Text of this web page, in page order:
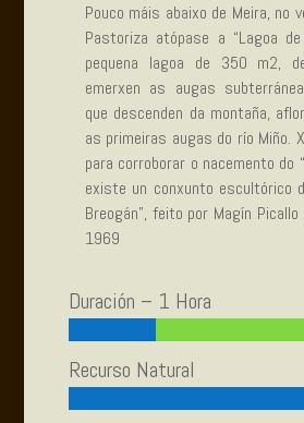
Pouco máis abaixo de Meira, no
Pastoriza atópase a “Lagoa
pequena lagoa de 350 m2,
emerxen as augas
que descenden da montaña,
as primeiras augas do río Miño.
para corroborar o nacemento do
existe un conxunto escultórico
Breogán”, feito por Magín Picallo
1969
Duración – 1 Hora
Recurso Natural